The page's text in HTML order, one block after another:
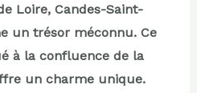
Loire, Candes-Saint-
un trésor méconnu. Ce
à la confluence de la
un charme unique.